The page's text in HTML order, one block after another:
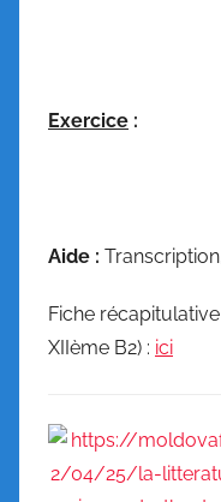
Exercice :
Aide :
Fiche
XIIème B2) : ici